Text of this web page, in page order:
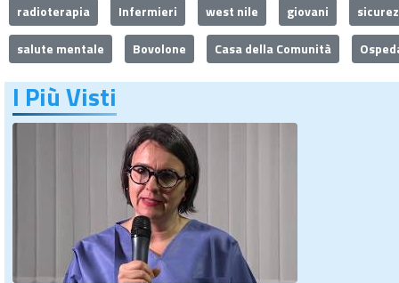
radioterapia
Infermieri west nile giovani
salute mentale
Bovolone Casa della Comunità
I Più Visti